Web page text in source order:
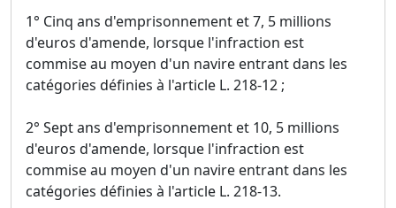
1° Cinq ans d'emprisonnement et 7, 5 millions
d'euros d'amende, lorsque l'infraction est
commise au moyen d'un navire entrant dans les
catégories définies à l'article L. 218-12 ;
2° Sept ans d'emprisonnement et 10, 5 millions
d'euros d'amende, lorsque l'infraction est
commise au moyen d'un navire entrant dans les
catégories définies à l'article L. 218-13.